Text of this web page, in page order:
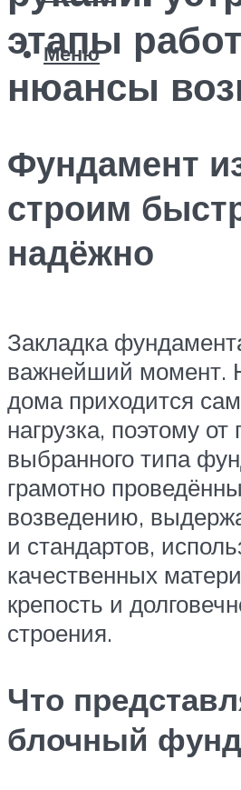
Меню
этапы
нюансы
Фундамент
строим
надёжно
Закладка
важнейший момент.
дома приходится
нагрузка, поэтому
выбранного типа
грамотно
возведению,
и стандартов,
качественных
крепость и
строения.
Что
блочный